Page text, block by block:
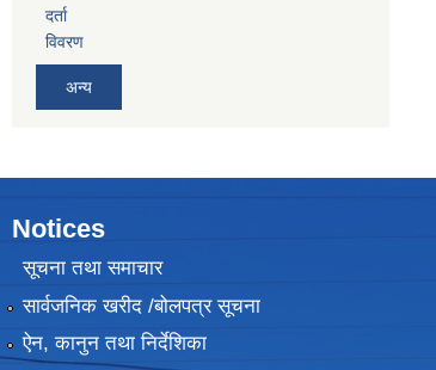
दर्ता
विवरण
अन्य
Notices
सूचना तथा समाचार
सार्वजनिक खरीद /बोलपत्र सूचना
ऐन, कानुन तथा निर्देशिका